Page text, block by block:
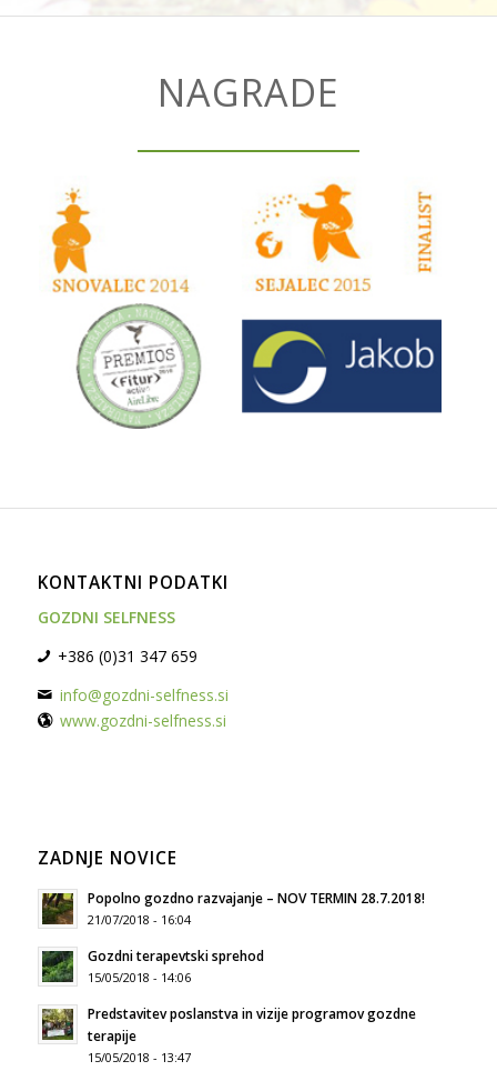
NAGRADE
KONTAKTNI PODATKI
GOZDNI SELFNESS
+386 (0)31 347 659
info@gozdni-selfness.si
www.gozdni-selfness.si
ZADNJE NOVICE
Popolno gozdno razvajanje – NOV TERMIN 28.7.2018!
21/07/2018 - 16:04
Gozdni terapevtski sprehod
15/05/2018 - 14:06
Predstavitev poslanstva in vizije programov gozdne
terapije
15/05/2018 - 13:47